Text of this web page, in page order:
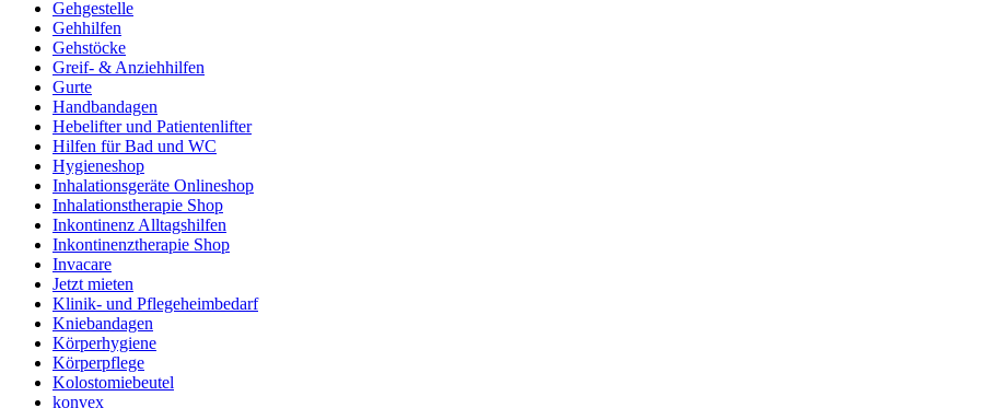
Gehgestelle
Gehhilfen
Gehstöcke
Greif- & Anziehhilfen
Gurte
Handbandagen
Hebelifter und Patientenlifter
Hilfen für Bad und WC
Hygieneshop
Inhalationsgeräte Onlineshop
Inhalationstherapie Shop
Inkontinenz Alltagshilfen
Inkontinenztherapie Shop
Invacare
Jetzt mieten
Klinik- und Pflegeheimbedarf
Kniebandagen
Körperhygiene
Körperpflege
Kolostomiebeutel
konvex